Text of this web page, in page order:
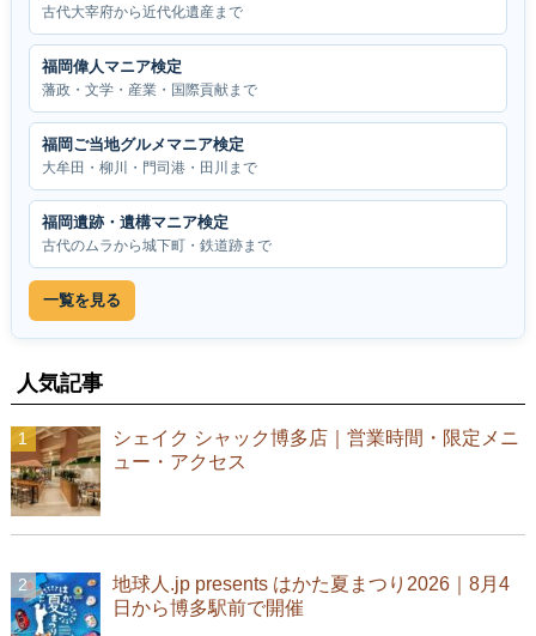
古代大宰府から近代化遺産まで
福岡偉人マニア検定
藩政・文学・産業・国際貢献まで
福岡ご当地グルメマニア検定
大牟田・柳川・門司港・田川まで
福岡遺跡・遺構マニア検定
古代のムラから城下町・鉄道跡まで
一覧を見る
人気記事
シェイク シャック博多店｜営業時間・限定メニ
ュー・アクセス
地球人.jp presents はかた夏まつり2026｜8月4
日から博多駅前で開催